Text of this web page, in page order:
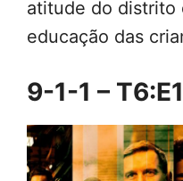
atitude do distrito
educação das
9-1-1 –